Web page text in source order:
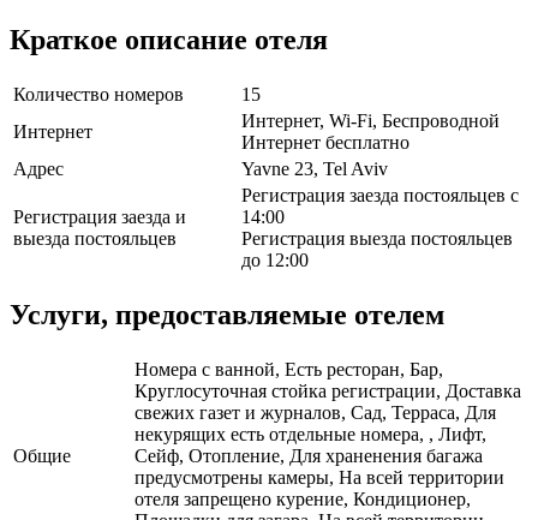
Краткое описание отеля
Количество номеров
15
Интернет
Интернет, Wi-Fi, Беспроводной
Интернет бесплатно
Адрес
Yavne 23, Tel Aviv
Регистрация заезда и
выезда постояльцев
Регистрация заезда постояльцев с
14:00
Регистрация выезда постояльцев
до 12:00
Услуги, предоставляемые отелем
Общие
Номера с ванной, Есть ресторан, Бар,
Круглосуточная стойка регистрации, Доставка
свежих газет и журналов, Сад, Терраса, Для
некурящих есть отдельные номера, , Лифт,
Сейф, Отопление, Для храненения багажа
предусмотрены камеры, На всей территории
отеля запрещено курение, Кондиционер,